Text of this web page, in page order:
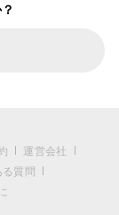
運営会社
る質問